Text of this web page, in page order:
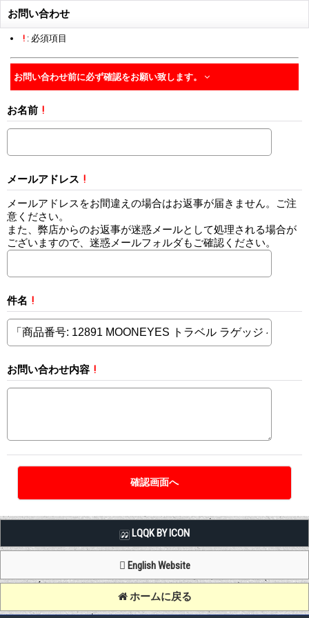
お問い合わせ
! : 必須項目
お問い合わせ前に必ず確認をお願い致します。
お名前 !
メールアドレス !
メールアドレスをお間違えの場合はお返事が届きません。ご注
意ください。
また、弊店からのお返事が迷惑メールとして処理される場合が
ございますので、迷惑メールフォルダもご確認ください。
件名 !
お問い合わせ内容 !
LQQK BY ICON
English Website
ホームに戻る